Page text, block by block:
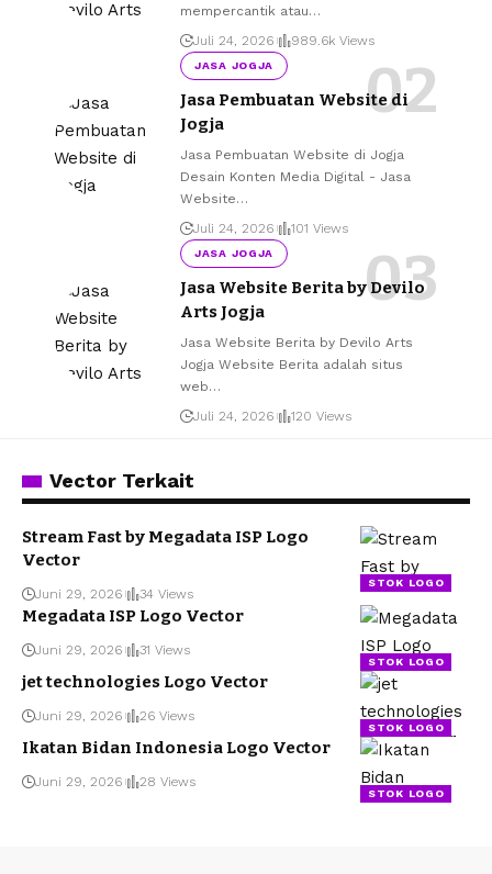
mempercantik atau…
Juli 24, 2026
989.6k Views
JASA JOGJA
Jasa Pembuatan Website di
Jogja
Jasa Pembuatan Website di Jogja
Desain Konten Media Digital - Jasa
Website…
Juli 24, 2026
101 Views
JASA JOGJA
Jasa Website Berita by Devilo
Arts Jogja
Jasa Website Berita by Devilo Arts
Jogja Website Berita adalah situs
web…
Juli 24, 2026
120 Views
Vector Terkait
STOK LOGO
Stream Fast by Megadata ISP Logo
Vector
Juni 29, 2026 34 Views
STOK LOGO
Megadata ISP Logo Vector
Juni 29, 2026 31 Views
STOK LOGO
jet technologies Logo Vector
Juni 29, 2026 26 Views
STOK LOGO
Ikatan Bidan Indonesia Logo Vector
Juni 29, 2026 28 Views